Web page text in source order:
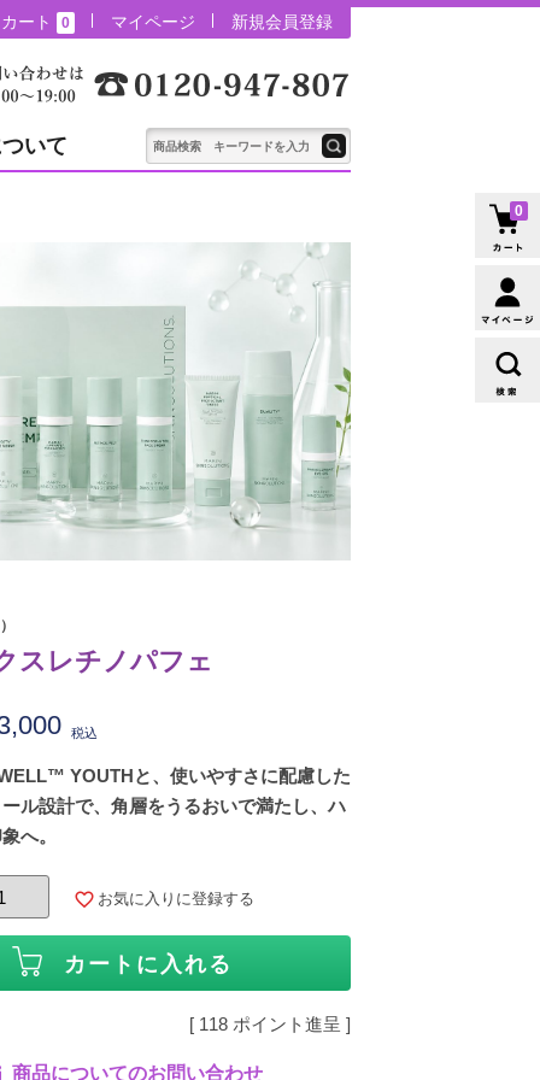
カート 0 マイページ 新規会員登録
いて
スレチノパフェ
税込
YOUTHと、使いやすさに配慮した
ル設計で、角層をうるおいで満たし、ハ
へ。
お気に入りに登録する
カートに入れる
[ 118 ポイント進呈 ]
商品についてのお問い合わせ
0